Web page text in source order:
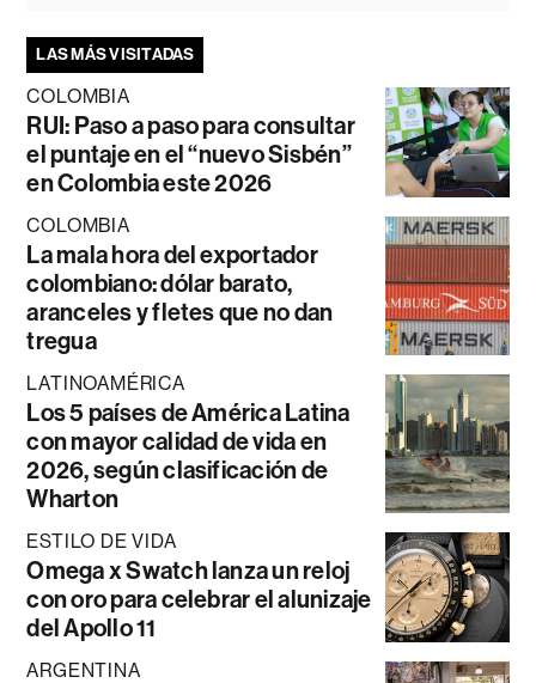
LAS MÁS VISITADAS
COLOMBIA
RUI: Paso a paso para consultar
el puntaje en el “nuevo Sisbén”
en Colombia este 2026
COLOMBIA
La mala hora del exportador
colombiano: dólar barato,
aranceles y fletes que no dan
tregua
LATINOAMÉRICA
Los 5 países de América Latina
con mayor calidad de vida en
2026, según clasificación de
Wharton
ESTILO DE VIDA
Omega x Swatch lanza un reloj
con oro para celebrar el alunizaje
del Apollo 11
ARGENTINA